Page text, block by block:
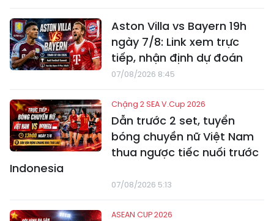
Aston Villa vs Bayern 19h
ngày 7/8: Link xem trực
tiếp, nhận định dự đoán
07/08/2026 8:45
Chặng 2 SEA V.Cup 2026
Dẫn trước 2 set, tuyển
bóng chuyền nữ Việt Nam
thua ngược tiếc nuối trước
Indonesia
07/08/2026 5:13
ASEAN CUP 2026